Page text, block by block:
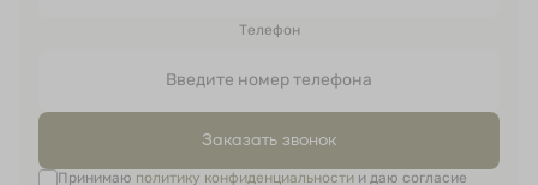
Телефон
Заказать звонок
Принимаю политику конфиденциальностии даю согласие